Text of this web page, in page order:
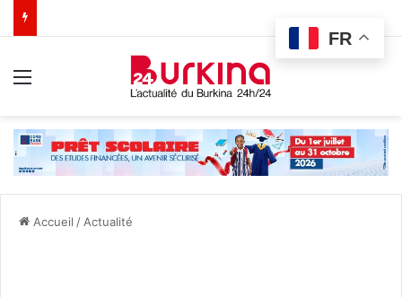
Accueil / Actualité
FR